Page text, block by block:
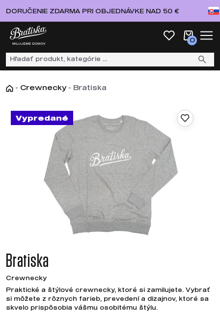
DORUČENIE ZDARMA PRI OBJEDNÁVKE NAD 50 €
0
- Crewnecky - Bratiska
Vypredané
Bratiska
Crewnecky
Praktické a štýlové crewnecky, ktoré si zamilujete. Vybrať
si môžete z rôznych farieb, prevedení a dizajnov, ktoré sa
skvelo prispôsobia vášmu osobitému štýlu.